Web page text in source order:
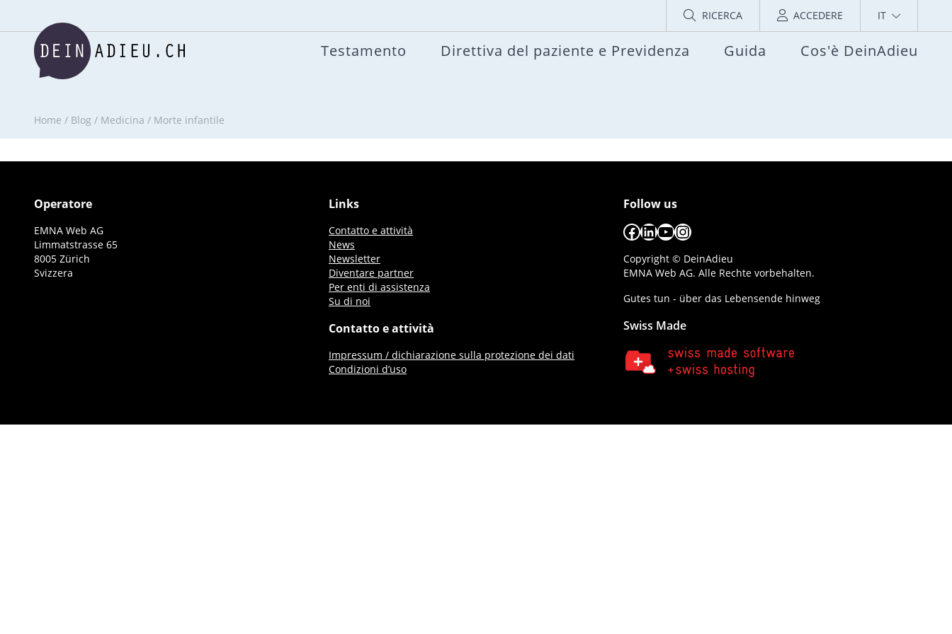
RICERCA ACCEDERE IT
Testamento Direttiva del paziente e Previdenza Guida Cos'è DeinAdieu
Home / Blog / Medicina / Morte infantile
Operatore
EMNA Web AG
Limmatstrasse 65
8005 Zürich
Svizzera
Links
Contatto e attività
News
Newsletter
Diventare partner
Per enti di assistenza
Su di noi
Contatto e attività
Impressum / dichiarazione sulla protezione dei dati
Condizioni d’uso
Follow us
Facebook
LinkedIn
YouTube
Instagram
Copyright © DeinAdieu
EMNA Web AG. Alle Rechte vorbehalten.
Gutes tun - über das Lebensende hinweg
Swiss Made